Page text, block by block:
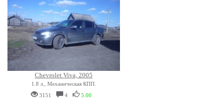
Chevrolet Viva, 2005
1.8 л., Механическая КПП.
3151
4 5.00